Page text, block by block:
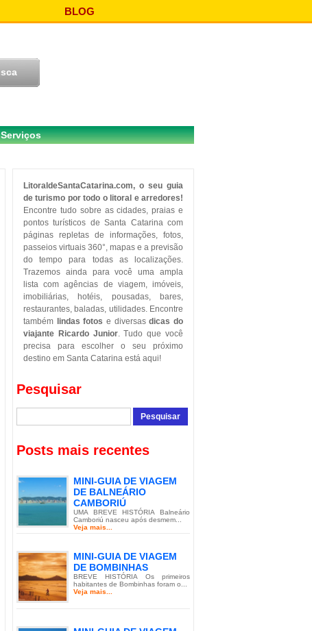
BLOG
Serviços
LitoraldeSantaCatarina.com, o seu guia
de turismo por todo o litoral e arredores!
Encontre tudo sobre as cidades, praias e
pontos turísticos de Santa Catarina com
páginas repletas de informações, fotos,
passeios virtuais 360°, mapas e a previsão
do tempo para todas as localizações.
Trazemos ainda para você uma ampla
lista com agências de viagem, imóveis,
imobiliárias, hotéis, pousadas, bares,
restaurantes, baladas, utilidades. Encontre
também
lindas fotos e diversasdicas do
viajante Ricardo Junior. Tudo que você
precisa para escolher o seu próximo
destino em Santa Catarina está aqui!
Pesquisar
Posts mais recentes
MINI-GUIA DE VIAGEM
DE BALNEÁRIO
CAMBORIÚ
UMA BREVE HISTÓRIA Balneário
Camboriú nasceu após desmem...
Veja mais...
MINI-GUIA DE VIAGEM
DE BOMBINHAS
BREVE HISTÓRIA Os primeiros
habitantes de Bombinhas foram o...
Veja mais...